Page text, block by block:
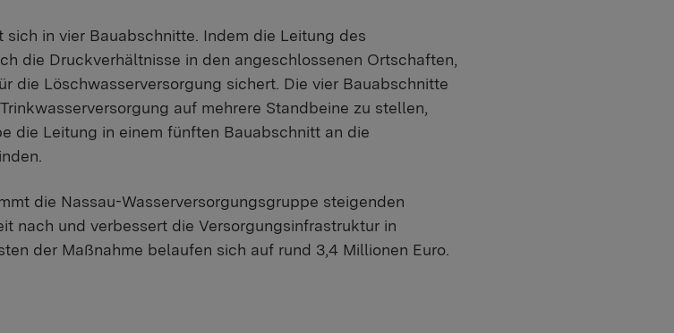
in vier Bauabschnitte. Indem die Leitung des
die Druckverhältnisse in den angeschlossenen Ortschaften,
die Löschwasserversorgung sichert. Die vier Bauabschnitte
auf mehrere Standbeine zu stellen,
die Leitung in einem fünften Bauabschnitt an die
die Nassau-Wasserversorgungsgruppe steigenden
nach und verbessert die Versorgungsinfrastruktur in
der Maßnahme belaufen sich auf rund 3,4 Millionen Euro.